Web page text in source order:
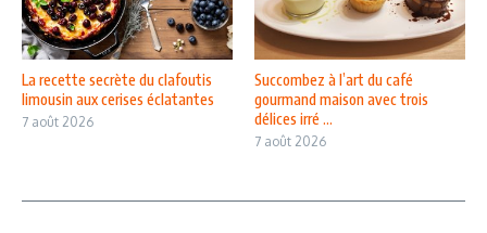
La recette secrète du clafoutis
limousin aux cerises éclatantes
7 août 2026
Succombez à l’art du café
gourmand maison avec trois
délices irré ...
7 août 2026